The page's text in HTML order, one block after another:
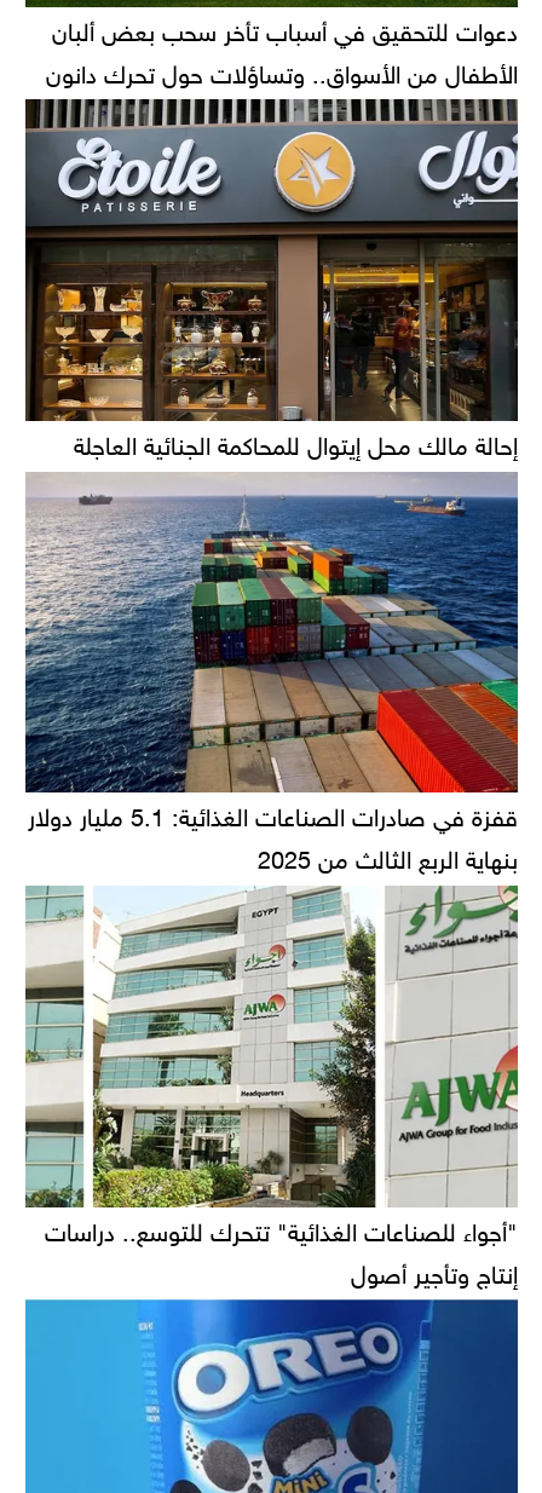
دعوات للتحقيق في أسباب تأخر سحب بعض ألبان
الأطفال من الأسواق.. وتساؤلات حول تحرك دانون
إحالة مالك محل إيتوال للمحاكمة الجنائية العاجلة
قفزة في صادرات الصناعات الغذائية: 5.1 مليار دولار
بنهاية الربع الثالث من 2025
"أجواء للصناعات الغذائية" تتحرك للتوسع.. دراسات
إنتاج وتأجير أصول